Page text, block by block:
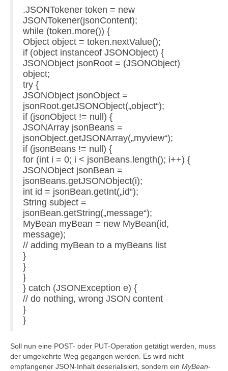
.JSONTokener token = new
JSONTokener(jsonContent);
while (token.more()) {
Object object = token.nextValue();
if (object instanceof JSONObject) {
JSONObject jsonRoot = (JSONObject)
object;
try {
JSONObject jsonObject =
jsonRoot.getJSONObject(„object“);
if (jsonObject != null) {
JSONArray jsonBeans =
jsonObject.getJSONArray(„myview“);
if (jsonBeans != null) {
for (int i = 0; i < jsonBeans.length(); i++) {
JSONObject jsonBean =
jsonBeans.getJSONObject(i);
int id = jsonBean.getInt(„id“);
String subject =
jsonBean.getString(„message“);
MyBean myBean = new MyBean(id,
message);
// adding myBean to a myBeans list
}
}
}
} catch (JSONException e) {
// do nothing, wrong JSON content
}
}
Soll nun eine POST- oder PUT-Operation getätigt werden, muss
der umgekehrte Weg gegangen werden. Es wird nicht
empfangener JSON-Inhalt deserialisiert, sondern ein MyBean-